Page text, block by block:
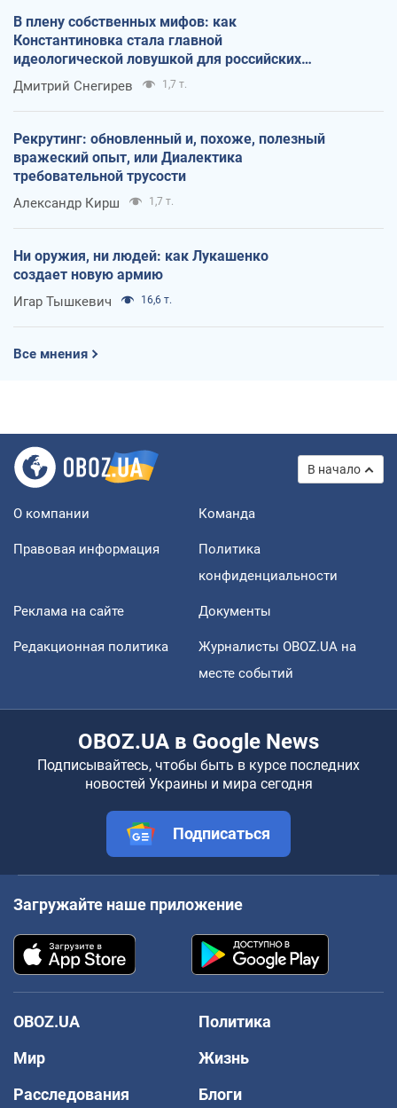
В плену собственных мифов: как
Константиновка стала главной
идеологической ловушкой для российских
оккупантов
Дмитрий Снегирев 1,7 т.
Рекрутинг: обновленный и, похоже, полезный
вражеский опыт, или Диалектика
требовательной трусости
Александр Кирш 1,7 т.
Ни оружия, ни людей: как Лукашенко
создает новую армию
Игар Тышкевич 16,6 т.
Все мнения
В начало
О компании Команда
Правовая информация
Политика
конфиденциальности
Реклама на сайте Документы
Редакционная политика
Журналисты OBOZ.UA на
месте событий
OBOZ.UA в Google News
Подписывайтесь, чтобы быть в курсе последних
новостей Украины и мира сегодня
Подписаться
Загружайте наше приложение
OBOZ.UA
Политика
Мир
Жизнь
Расследования
Блоги